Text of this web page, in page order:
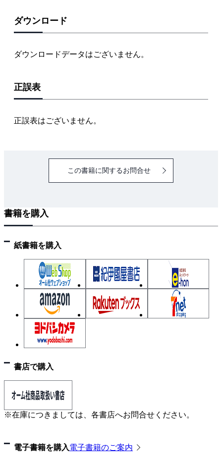
1‐3 ○△□で描いてみよう
1‐4 奥行き（遠近感）の表現
1‐6 人の動きを把握する
1‐8 衣服を描こう
2‐1 テーマを決める
Chapter 3 描いてみよう！
3‐1 道具の準備
3‐4 マンガを描くうえでのポイント
Chapter 4 投稿のススメ！
4‐1 投稿先を決める
4‐3 バズらせるためののコツ
Chapter 5 CLIP STUDIO PAINT PRO で実際に作品を
作ってみよう
5‐1 デジタルの描き方の基本
5‐2 CLIP STUDIO PAINT PROで描く
模写のコツ
衣服のデザイン
AIとマンガ
マンガ家の収入
マンガ家を目指す
索引
ダウンロード
ダウンロードデータはございません。
正誤表
正誤表はございません。
この書籍に関するお問合せ
書籍を購入
紙書籍を購入
書店で購入
※在庫につきましては、各書店へお問合せください。
電子書籍を購入電子書籍のご案内